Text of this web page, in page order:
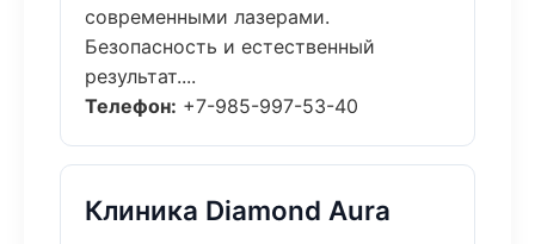
современными лазерами.
Безопасность и естественный
результат....
Телефон: +7-985-997-53-40
Клиника Diamond Aura